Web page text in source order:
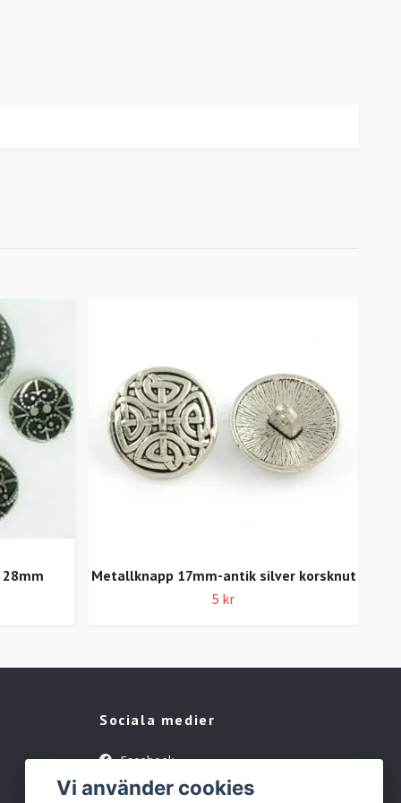
Metallknapp 17mm-antik silver korsknut
5 kr
Sociala medier
Facebook
Instagram
Vi använder cookies